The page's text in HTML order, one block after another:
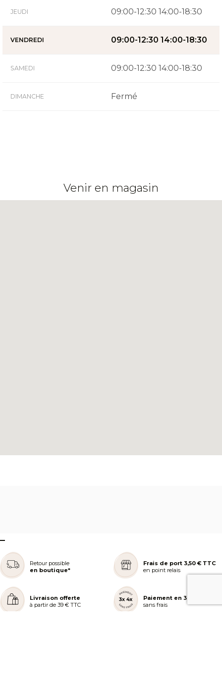
JEUDI 09:00-12:30 14:00-18:30
VENDREDI 09:00-12:30 14:00-18:30
SAMEDI 09:00-12:30 14:00-18:30
DIMANCHE Fermé
Venir en magasin
–
Retour possible
en boutique*
Frais de port 3,50 € TTC
en point relais
Livraison offerte
à partir de 39 € TTC
Paiement en 3 ou 4x
sans frais